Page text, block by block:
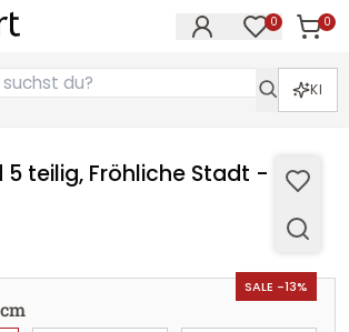
0 0
KI
5 teilig, Fröhliche Stadt -
SALE -13%